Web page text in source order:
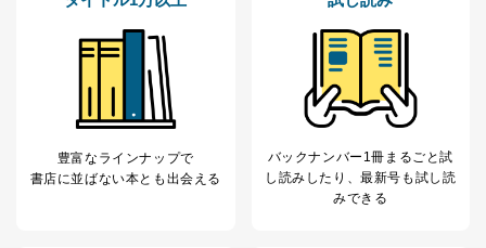
①利用目的を本人に通知し、又は公表することによって
本人又は第三者の生命、身体、財産その他の権利利益を
害するおそれがある場合
②利用目的を本人に通知し、又は公表することによって
当該事業者の権利又は正当な利益を害するおそれがある
場合
することに対して協力する必要がある場合であって、利
用目的を本人に通知し、又は公表することによって当該
事務の遂行に支障を及ぼすおそれがあるとき
豊富なラインナップで
書店に並ばない本とも出会える
バックナンバー1冊まるごと試
し読み したり、最新号も試し読
みできる